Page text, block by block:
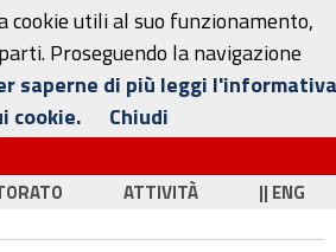
Civile e
ATTIVITÀ || ENG
cookie utili al suo funzionamento,
Proseguendo la navigazione
saperne di più leggi l'informativa
cookie.
Chiudi